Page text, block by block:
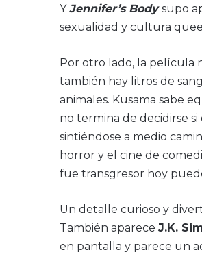
YJennifer’s Body supo
sexualidad y cultura
Por otro lado, la película
también hay litros de
animales. Kusama sabe
no termina de decidirse
sintiéndose a medio
horror y el cine de
fue transgresor hoy
Un detalle curioso y
También aparece J.K.
en pantalla y parece un